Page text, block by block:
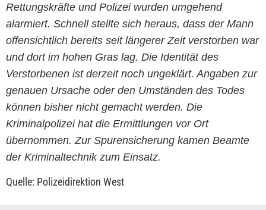
Rettungskräfte und Polizei wurden umgehend
alarmiert. Schnell stellte sich heraus, dass der Mann
offensichtlich bereits seit längerer Zeit verstorben war
und dort im hohen Gras lag. Die Identität des
Verstorbenen ist derzeit noch ungeklärt. Angaben zur
genauen Ursache oder den Umständen des Todes
können bisher nicht gemacht werden. Die
Kriminalpolizei hat die Ermittlungen vor Ort
übernommen. Zur Spurensicherung kamen Beamte
der Kriminaltechnik zum Einsatz.
Quelle: Polizeidirektion West